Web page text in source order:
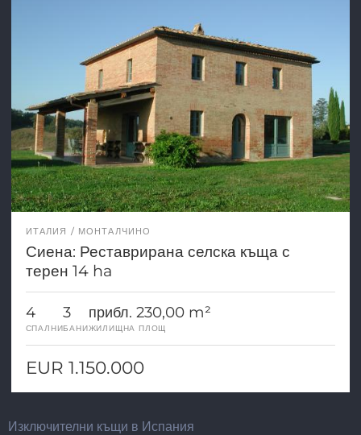
ИТАЛИЯ МОНТАЛЧИНО
Сиена: Реставрирана селска къща с
терен 14 ha
4
СПАЛНИ
3
БАНИ
прибл. 230,00 m²
ЖИЛИЩНА ПЛОЩ
EUR 1.150.000
Изключителни къщи в Испания